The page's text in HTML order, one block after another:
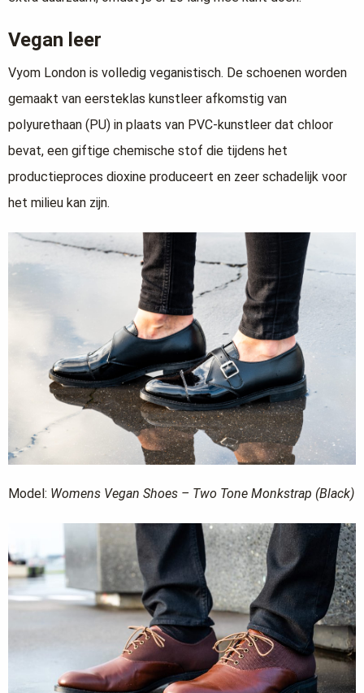
Vegan leer
Vyom London is volledig veganistisch. De schoenen worden
gemaakt van eersteklas kunstleer afkomstig van
polyurethaan (PU) in plaats van PVC-kunstleer dat chloor
bevat, een giftige chemische stof die tijdens het
productieproces dioxine produceert en zeer schadelijk voor
het milieu kan zijn.
Model: Womens Vegan Shoes – Two Tone Monkstrap (Black)